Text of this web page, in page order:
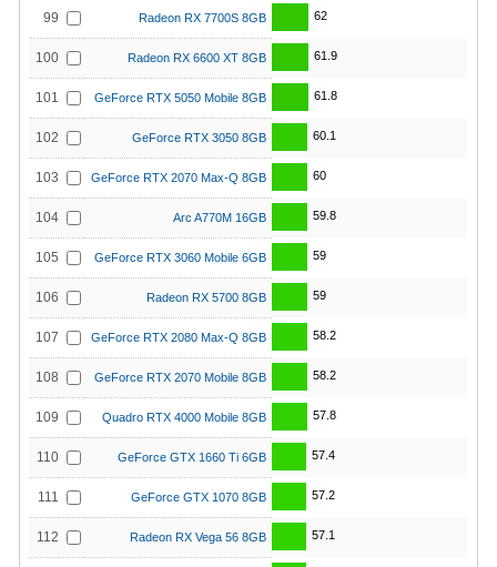
99 Radeon RX 7700S 8GB 62
100 Radeon RX 6600 XT 8GB 61.9
101 GeForce RTX 5050 Mobile 8GB 61.8
102 GeForce RTX 3050 8GB 60.1
103 GeForce RTX 2070 Max-Q 8GB 60
104 Arc A770M 16GB 59.8
105 GeForce RTX 3060 Mobile 6GB 59
106 Radeon RX 5700 8GB 59
107 GeForce RTX 2080 Max-Q 8GB 58.2
108 GeForce RTX 2070 Mobile 8GB 58.2
109 Quadro RTX 4000 Mobile 8GB 57.8
110 GeForce GTX 1660 Ti 6GB 57.4
111 GeForce GTX 1070 8GB 57.2
112 Radeon RX Vega 56 8GB 57.1